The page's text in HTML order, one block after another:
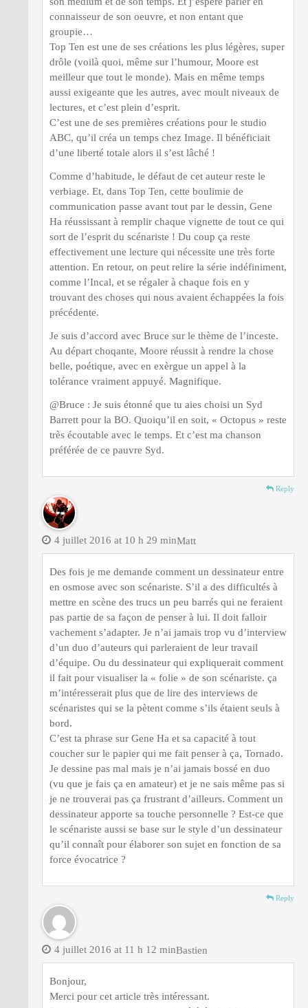
connaisseur de son oeuvre, et non entant que
groupie…
Top Ten est une de ses créations les plus légères, super
drôle (voilà quoi, même sur l’humour, Moore est
meilleur que tout le monde). Mais en même temps
aussi exigeante que les autres, avec moult niveaux de
lectures, et c’est plein d’esprit.
C’est une de ses premières créations pour le studio
ABC, qu’il créa un temps chez Image. Il bénéficiait
d’une liberté totale alors il s’est lâché !
Comme d’habitude, le défaut de cet auteur reste le
verbiage. Et, dans Top Ten, cette boulimie de
communication passe avant tout par le dessin, Gene
Ha réussissant à remplir chaque vignette de tout ce qui
sort de l’esprit du scénariste ! Du coup ça reste
effectivement une lecture qui nécessite une très forte
attention. En retour, on peut relire la série indéfiniment,
comme l’Incal, et se régaler à chaque fois en y
trouvant des choses qui nous avaient échappées la fois
précédente.
Je suis d’accord avec Bruce sur le thème de l’inceste.
Au départ choqante, Moore réussit à rendre la chose
belle, poétique, avec en exèrgue un appel à la
tolérance vraiment appuyé. Magnifique.
@Bruce : Je suis étonné que tu aies choisi un Syd
Barrett pour la BO. Quoiqu’il en soit, « Octopus » reste
très écoutable avec le temps. Et c’est ma chanson
préférée de ce pauvre Syd.
Reply
Matt
4 juillet 2016 at 10 h 29 min
Des fois je me demande comment un dessinateur entre
en osmose avec son scénariste. S’il a des difficultés à
mettre en scène des trucs un peu barrés qui ne feraient
pas partie de sa façon de penser à lui. Il doit falloir
vachement s’adapter. Je n’ai jamais trop vu d’interview
d’un duo d’auteurs qui parleraient de leur travail
d’équipe. Ou du dessinateur qui expliquerait comment
il fait pour visualiser la « folie » de son scénariste. ça
m’intéresserait plus que de lire des interviews de
scénaristes qui se la pètent comme s’ils étaient seuls à
bord.
C’est ta phrase sur Gene Ha et sa capacité à tout
coucher sur le papier qui me fait penser à ça, Tornado.
Je dessine pas mal mais je n’ai jamais bossé en duo
(vu que je fais ça en amateur) et je ne sais même pas si
je ne trouverai pas ça frustrant d’ailleurs. Comment un
dessinateur apporte sa touche personnelle ? Est-ce que
le scénariste aussi se base sur le style d’un dessinateur
qu’il connaît pour élaborer son sujet en fonction de sa
force évocatrice ?
Reply
Bastien
4 juillet 2016 at 11 h 12 min
Bonjour,
Merci pour cet article très intéressant.